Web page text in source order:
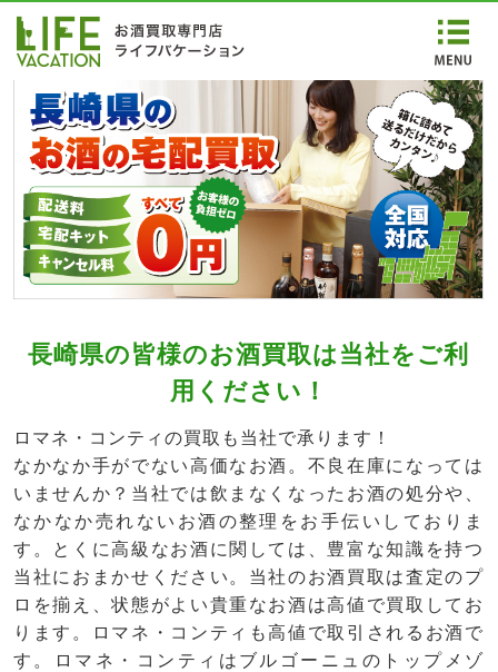
長崎県の皆様のお酒買取は当社をご利
用ください！
ロマネ・コンティの買取も当社で承ります！
なかなか手がでない高価なお酒。不良在庫になっては
いませんか？当社では飲まなくなったお酒の処分や、
なかなか売れないお酒の整理をお手伝いしておりま
す。とくに高級なお酒に関しては、豊富な知識を持つ
当社におまかせください。当社のお酒買取は査定のプ
ロを揃え、状態がよい貴重なお酒は高値で買取してお
ります。ロマネ・コンティも高値で取引されるお酒で
す。ロマネ・コンティはブルゴーニュのトップメゾ